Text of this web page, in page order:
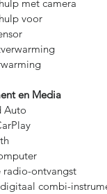
met camera
voor
en Media
Auto
radio-ontvangst
combi-